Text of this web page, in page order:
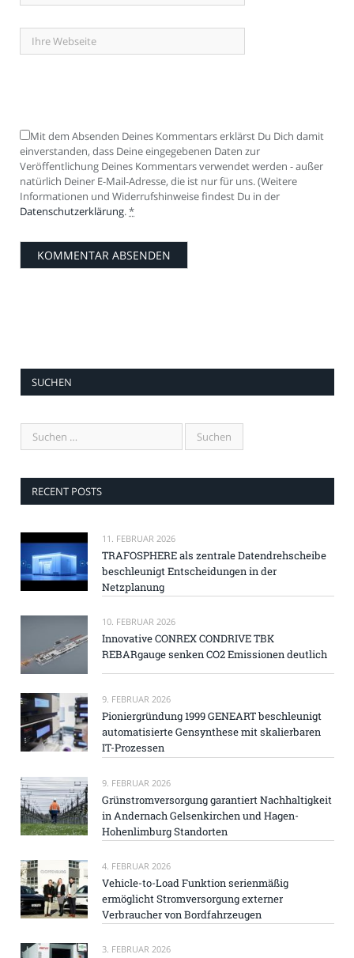
Mit dem Absenden Deines Kommentars erklärst Du Dich damit
einverstanden, dass Deine eingegebenen Daten zur
Veröffentlichung Deines Kommentars verwendet werden - außer
natürlich Deiner E-Mail-Adresse, die ist nur für uns. (Weitere
Informationen und Widerrufshinweise findest Du in der
Datenschutzerklärung.*
SUCHEN
RECENT POSTS
11. FEBRUAR 2026
TRAFOSPHERE als zentrale Datendrehscheibe
beschleunigt Entscheidungen in der
Netzplanung
10. FEBRUAR 2026
Innovative CONREX CONDRIVE TBK
REBARgauge senken CO2 Emissionen deutlich
9. FEBRUAR 2026
Pioniergründung 1999 GENEART beschleunigt
automatisierte Gensynthese mit skalierbaren
IT-Prozessen
9. FEBRUAR 2026
Grünstromversorgung garantiert Nachhaltigkeit
in Andernach Gelsenkirchen und Hagen-
Hohenlimburg Standorten
4. FEBRUAR 2026
Vehicle-to-Load Funktion serienmäßig
ermöglicht Stromversorgung externer
Verbraucher von Bordfahrzeugen
3. FEBRUAR 2026